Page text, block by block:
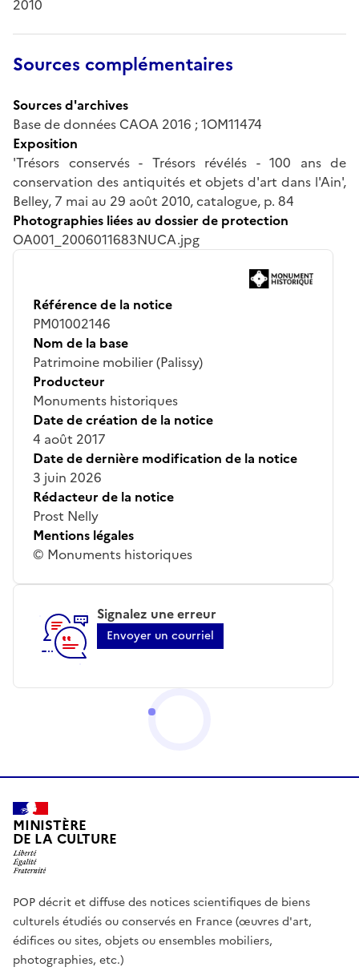
2010
Sources complémentaires
Sources d'archives
Base de données CAOA 2016 ; 1OM11474
Exposition
'Trésors conservés - Trésors révélés - 100 ans de
conservation des antiquités et objets d'art dans l'Ain',
Belley, 7 mai au 29 août 2010, catalogue, p. 84
Photographies liées au dossier de protection
OA001_2006011683NUCA.jpg
Référence de la notice
PM01002146
Nom de la base
Patrimoine mobilier (Palissy)
Producteur
Monuments historiques
Date de création de la notice
4 août 2017
Date de dernière modification de la notice
3 juin 2026
Rédacteur de la notice
Prost Nelly
Mentions légales
© Monuments historiques
Signalez une erreur
Envoyer un courriel
MINISTÈRE
DE LA CULTURE
POP décrit et diffuse des notices scientifiques de biens
culturels étudiés ou conservés en France (œuvres d'art,
édifices ou sites, objets ou ensembles mobiliers,
photographies, etc.)